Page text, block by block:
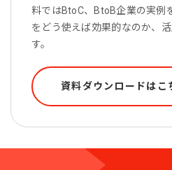
料ではBtoC、BtoB企業の実例
をどう使えば効果的なのか、
す。
資料ダウンロードはこ